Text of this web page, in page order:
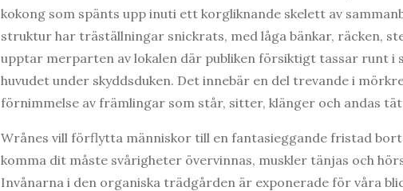
kokong som spänts upp inuti ett korgliknande skelett av
struktur har träställningar snickrats, med låga bänkar, räcken,
upptar merparten av lokalen där publiken försiktigt tassar runt
huvudet under skyddsduken. Det innebär en del trevande i
förnimmelse av främlingar som står, sitter, klänger och andas
Wrånes vill förflytta människor till en fantasieggande fristad
komma dit måste svårigheter övervinnas, muskler tänjas och
Invånarna i den organiska trädgården är exponerade för våra